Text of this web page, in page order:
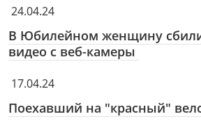
24.04.24
В Юбилейном женщину
видео с веб-камеры
17.04.24
Поехавший на "красный"